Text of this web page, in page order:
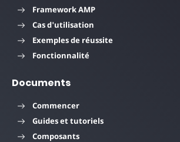
Framework AMP
Cas d'utilisation
Exemples de réussite
Fonctionnalité
Documents
Commencer
Guides et tutoriels
Composants